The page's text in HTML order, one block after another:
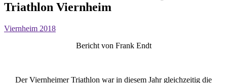
Triathlon Viernheim
Viernheim 2018
Bericht von Frank Endt
Der Viernheimer Triathlon war in diesem Jahr gleichzeitig die